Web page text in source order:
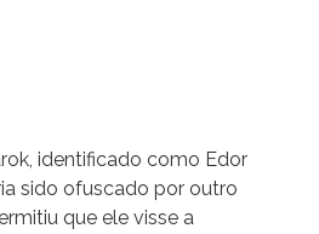
identificado como Edor
sido ofuscado por outro
que ele visse a